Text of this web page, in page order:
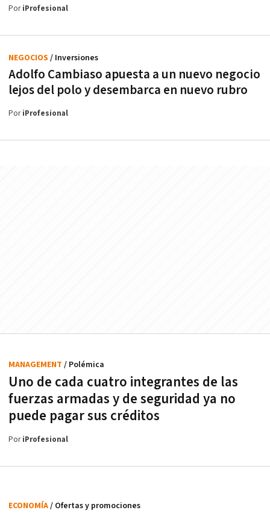
PoriProfesional
Adolfo Cambiaso apuesta a un nuevo negocio
lejos del polo y desembarca en nuevo rubro
NEGOCIOS / Inversiones
PoriProfesional
Uno de cada cuatro integrantes de las
fuerzas armadas y de seguridad ya no
puede pagar sus créditos
MANAGEMENT / Polémica
PoriProfesional
ECONOMÍA/ Ofertas y promociones